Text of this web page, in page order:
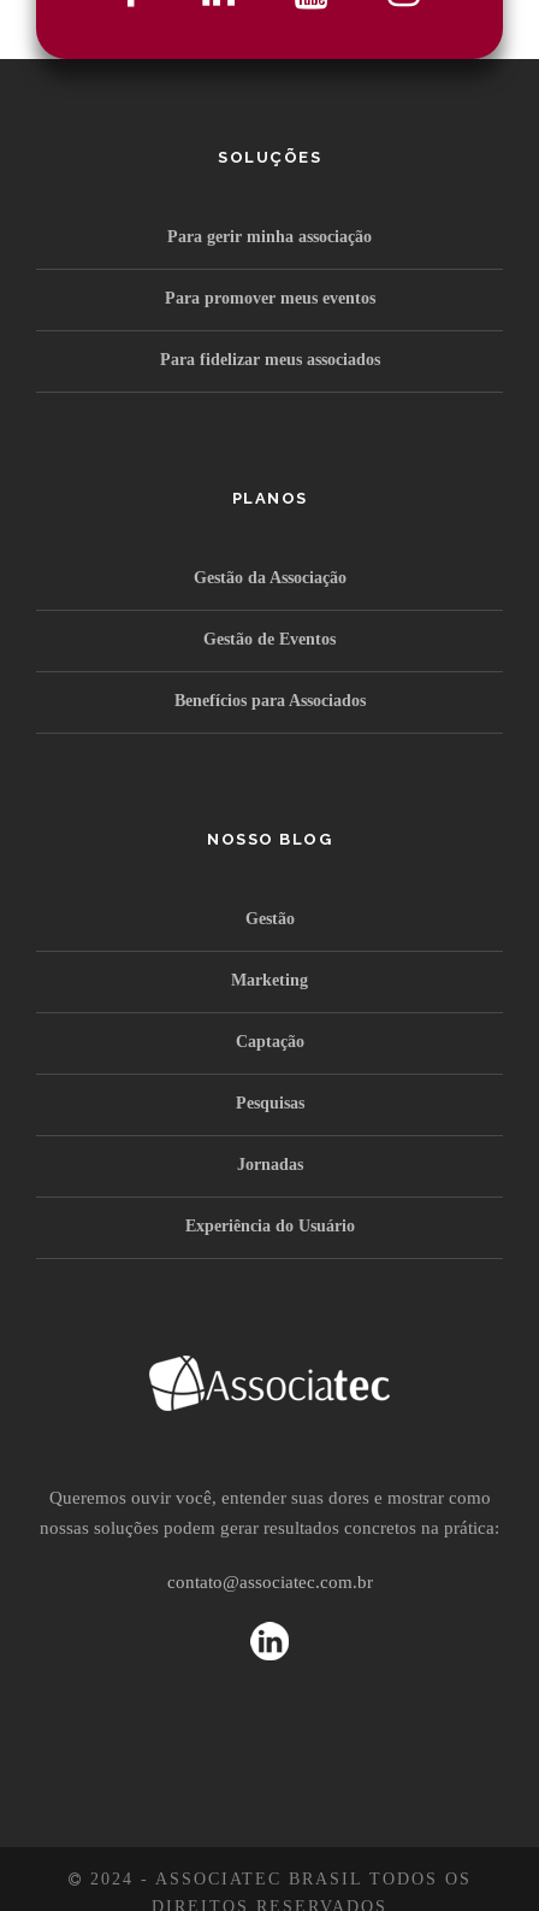
SOLUÇÕES
Para gerir minha associação
Para promover meus eventos
Para fidelizar meus associados
PLANOS
Gestão da Associação
Gestão de Eventos
Benefícios para Associados
NOSSO BLOG
Gestão
Marketing
Captação
Pesquisas
Jornadas
Experiência do Usuário
Queremos ouvir você, entender suas dores e mostrar como
nossas soluções podem gerar resultados concretos na prática:
contato@associatec.com.br
2024 - ASSOCIATEC BRASIL TODOS OS
DIREITOS RESERVADOS